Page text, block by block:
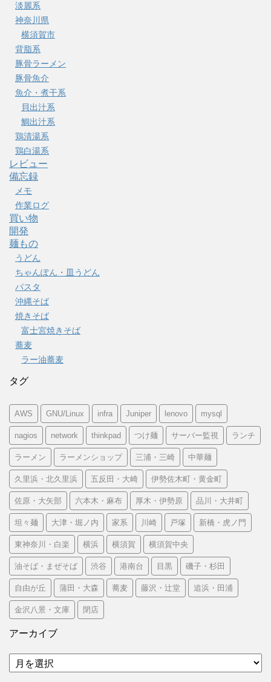
淡麗系
神奈川県
横須賀市
背脂系
豚骨ラーメン
豚骨魚介
魚介・煮干系
貝出汁系
鯛出汁系
鶏清湯系
鶏白湯系
レビュー
備忘録
メモ
作業ログ
買い物
開発
麺もの
うどん
ちゃんぽん・皿うどん
パスタ
沖縄そば
焼きそば
富士宮焼きそば
蕎麦
ラー油蕎麦
タグ
AWS GNU/Linux infra Juniper lenovo mysql
nagios network thinkpad つけ麺 サーバー監視 ランチ
ラーメン ラーメンショップ 三浦・三崎 中華麺
久里浜・北久里浜 五反田・大崎 伊勢佐木町・黄金町
佐原・大矢部 六本木・麻布 厚木・伊勢原 品川・大井町
坦々麺 大津・堀ノ内 家系 川崎 戸塚 新橋・虎ノ門
東神奈川・白楽 横浜 横須賀 横須賀中央
油そば・まぜそば 渋谷 港南台 目黒 磯子・杉田
自由が丘 蒲田・大森 蕎麦 藤沢・辻堂 追浜・田浦
金沢八景・文庫 閉店
アーカイブ
ア
ー